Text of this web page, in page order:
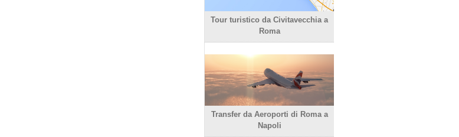
Tour turistico da Civitavecchia a
Roma
Transfer da Aeroporti di Roma a
Napoli